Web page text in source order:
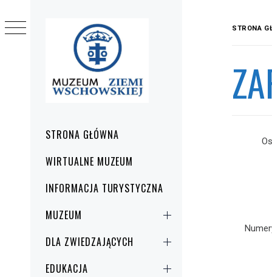
główneSTRONA GŁÓWNA
WIRTUALNE MUZEUM
INFORMACJA TURYSTYCZNA
MUZEUM
DLA ZWIEDZAJĄCYCH
EDUKACJA
STRONA